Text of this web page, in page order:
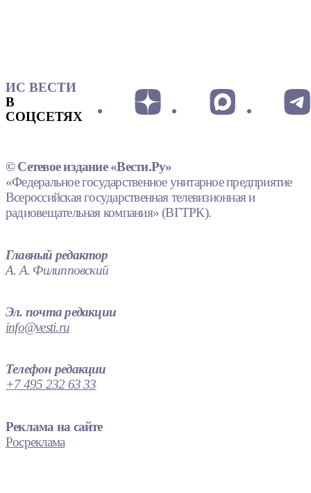
ИС ВЕСТИ
В
СОЦСЕТЯХ
© Сетевое издание «Вести.Ру»
«Федеральное государственное унитарное предприятие
Всероссийская государственная телевизионная и
радиовещательная компания» (ВГТРК).
Главный редактор
А. А. Филипповский
Эл. почта редакции
info@vesti.ru
Телефон редакции
+7 495 232 63 33
Реклама на сайте
Росреклама